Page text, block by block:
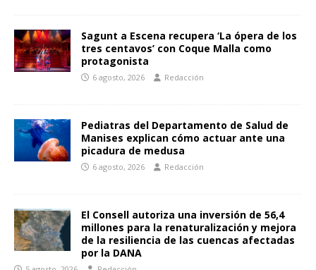
Sagunt a Escena recupera ‘La ópera de los
tres centavos’ con Coque Malla como
protagonista
6 agosto, 2026 Redacción
Pediatras del Departamento de Salud de
Manises explican cómo actuar ante una
picadura de medusa
6 agosto, 2026 Redacción
El Consell autoriza una inversión de 56,4
millones para la renaturalización y mejora
de la resiliencia de las cuencas afectadas
por la DANA